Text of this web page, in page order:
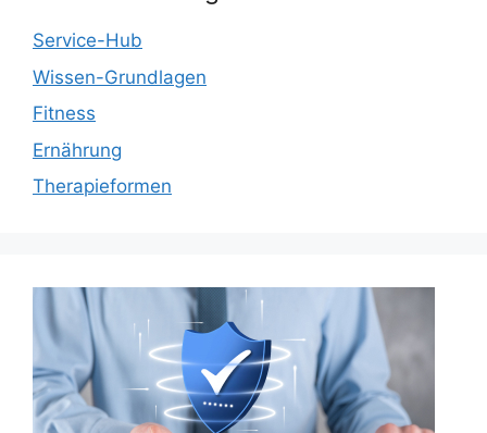
Service-Hub
Wissen-Grundlagen
Fitness
Ernährung
Therapieformen